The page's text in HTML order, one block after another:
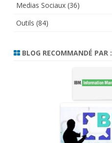
Medias Sociaux (36)
Outils (84)
BLOG RECOMMANDÉ PAR :